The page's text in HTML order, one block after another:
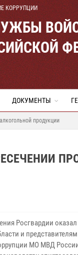
КОРРУПЦИИ
ДОКУМЕНТЫ
продукции
Росгвардии
и
МО МВД